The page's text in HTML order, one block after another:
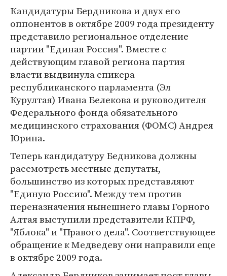
Кандидатуры Бердникова и двух его
оппонентов в октябре 2009 года президенту
представило региональное отделение
партии "Единая Россия". Вместе с
действующим главой региона партия
власти выдвинула спикера
республиканского парламента (Эл
Курултая) Ивана Белекова и руководителя
Федерального фонда обязательного
медицинского страхования (ФОМС) Андрея
Юрина.
Теперь кандидатуру Бедникова должны
рассмотреть местные депутаты,
большинство из которых представляют
"Единую Россию". Между тем против
переназначения нынешнего главы Горного
Алтая выступили представители КПРФ,
"Яблока" и "Правого дела". Соответствующее
обращение к Медведеву они направили еще
в октябре 2009 года.